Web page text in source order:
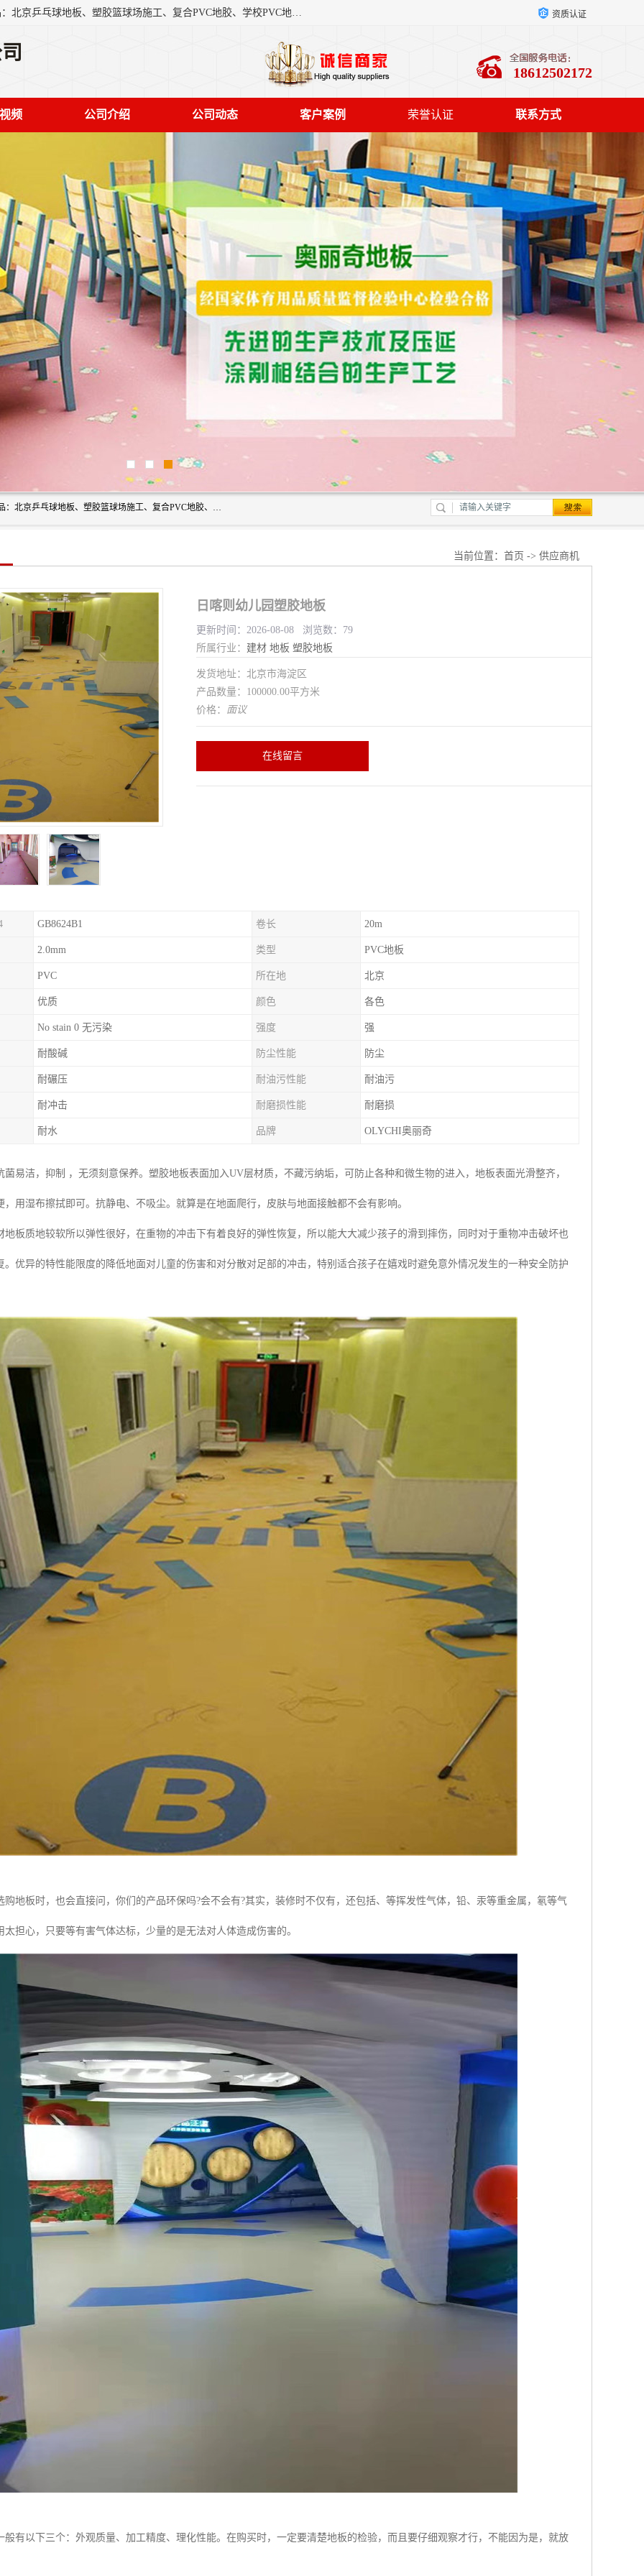
北京奥丽奇地板有限公司是一家医院专用地胶厂家，主营产品：北京乒乓球地板、塑胶篮球场施工、复合PVC地胶、学校PVC地板、幼儿园地胶等，奥丽奇是一家销售为一体PVC地板，塑胶地板为主的销售企业，公司所生产的PVC塑胶地板产品主要用于办公楼、医院、 机场、学校、幼儿园、商场、交通工具、宾馆、车站等公共场所。 资质认证
18612502172
频 公司介绍 公司动态 客户案例 荣誉认证 联系方式
北京奥丽奇地板有限公司是一家医院专用地胶厂家，主营产品：北京乒乓球地板、塑胶篮球场施工、复合PVC地胶、学校PVC地板、幼儿园地胶等，奥丽奇是一家销售为一体PVC地板，塑胶地板为主的销售企业，公司所生产的PVC塑胶地板产品主要用于办公楼、医院、 机场、学校、幼儿园、商场、交通工具、宾馆、车站等公共场所。
当前位置： 首页 -> 供应商机
日喀则幼儿园塑胶地板
更新时间：2026-08-08 浏览数：79
所属行业： 建材 地板 塑胶地板
发货地址：北京市海淀区
产品数量：100000.00平方米
价格： 面议
在线留言
GB8624B1 卷长 20m
2.0mm 类型 PVC地板
PVC 所在地 北京
优质 颜色 各色
No stain 0 无污染 强度 强
耐酸碱 防尘性能 防尘
耐碾压 耐油污性能 耐油污
耐冲击 耐磨损性能 耐磨损
耐水 品牌 OLYCHI奥丽奇
菌易洁，抑制 ，无须刻意保养。塑胶地板表面加入UV层材质，不藏污纳垢，可防止各种和微生物的进入，地板表面光滑整齐，
，用湿布擦拭即可。抗静电、不吸尘。就算是在地面爬行，皮肤与地面接触都不会有影响。
地板质地较软所以弹性很好，在重物的冲击下有着良好的弹性恢复，所以能大大减少孩子的滑到摔伤，同时对于重物冲击破坏也
。优异的特性能限度的降低地面对儿童的伤害和对分散对足部的冲击，特别适合孩子在嬉戏时避免意外情况发生的一种安全防护
购地板时，也会直接问，你们的产品环保吗?会不会有?其实，装修时不仅有，还包括、等挥发性气体，铅、汞等重金属，氡等气
太担心，只要等有害气体达标，少量的是无法对人体造成伤害的。
般有以下三个：外观质量、加工精度、理化性能。在购买时，一定要清楚地板的检验，而且要仔细观察才行，不能因为是，就放